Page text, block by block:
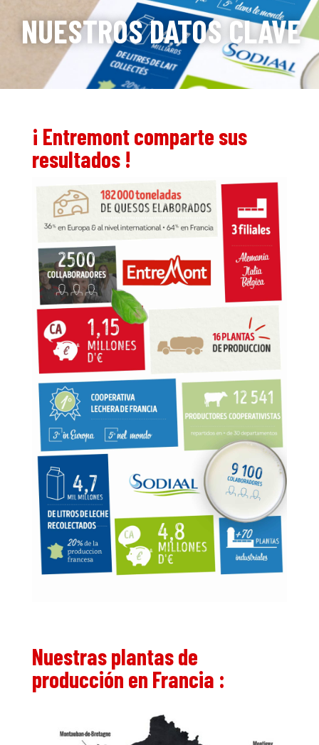
NUESTROS DATOS CLAVE
¡ Entremont comparte sus
resultados !
Nuestras plantas de
producción en Francia :